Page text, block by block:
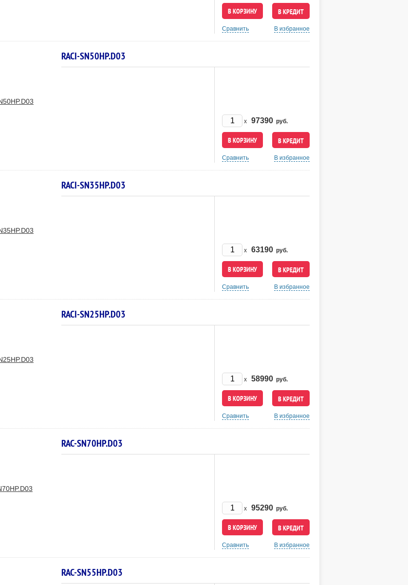
В КРЕДИТ
Сравнить В избранное
RACI-SN50HP.D03
x 97390 руб.
В КРЕДИТ
Сравнить В избранное
RACI-SN35HP.D03
x 63190 руб.
В КРЕДИТ
Сравнить В избранное
RACI-SN25HP.D03
x 58990 руб.
В КРЕДИТ
Сравнить В избранное
RAC-SN70HP.D03
x 95290 руб.
В КРЕДИТ
Сравнить В избранное
RAC-SN55HP.D03